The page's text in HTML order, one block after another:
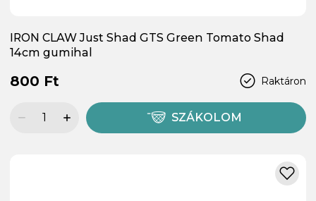
IRON CLAW Just Shad GTS Green Tomato Shad
14cm gumihal
Raktáron
800 Ft
SZÁKOLOM